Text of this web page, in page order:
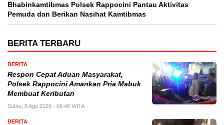
Bhabinkamtibmas Polsek Rappocini Pantau Aktivitas
Pemuda dan Berikan Nasihat Kamtibmas
BERITA TERBARU
BERITA
Respon Cepat Aduan Masyarakat,
Polsek Rappocini Amankan Pria Mabuk
Membuat Keributan
Sabtu, 8 Agu 2026 - 06:46 WITA
BERITA